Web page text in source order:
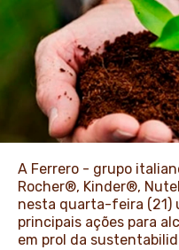
NOTÍCIAS E
A Ferrero - grupo
Rocher®, Kinder®,
nesta quarta-feira (21)
principais ações para
em prol da